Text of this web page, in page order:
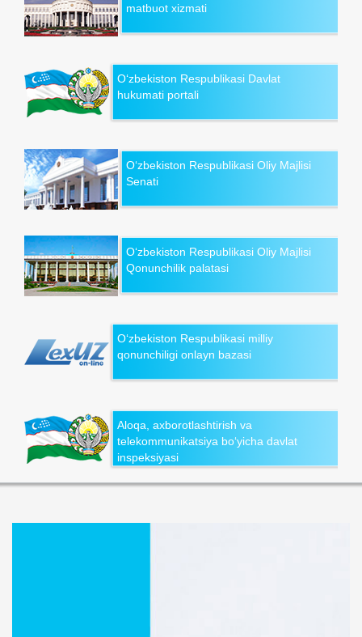
matbuot xizmati
O‘zbekiston Respublikasi Davlat
hukumati portali
O‘zbekiston Respublikasi Oliy Majlisi
Senati
O‘zbekiston Respublikasi Oliy Majlisi
Qonunchilik palatasi
O‘zbekiston Respublikasi milliy
qonunchiligi onlayn bazasi
Aloqa, axborotlashtirish va
telekommunikatsiya bo‘yicha davlat
inspeksiyasi